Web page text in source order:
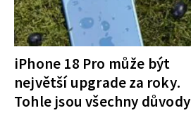
iPhone 18 Pro může být
největší upgrade za roky.
Tohle jsou všechny důvody